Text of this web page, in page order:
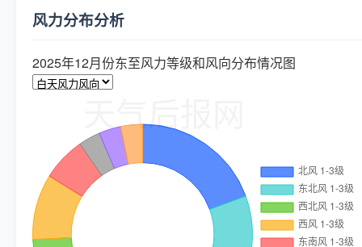
风力分布分析
2025年12月份东至风力等级和风向分布情况图